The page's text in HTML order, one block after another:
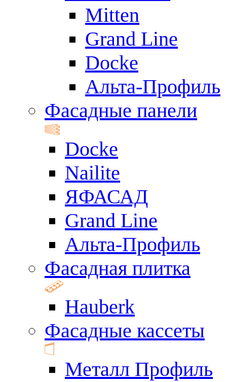
Mitten
Grand Line
Docke
Альта-Профиль
Фасадные панели
Docke
Nailite
ЯФАСАД
Grand Line
Альта-Профиль
Фасадная плитка
Hauberk
Фасадные кассеты
Металл Профиль